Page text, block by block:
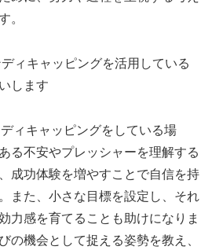
。
ィキャッピングを活用している
します
ィキャッピングをしている場
る不安やプレッシャーを理解する
成功体験を増やすことで自信を持
また、小さな目標を設定し、それ
力感を育てることも助けになりま
の機会として捉える姿勢を教え、